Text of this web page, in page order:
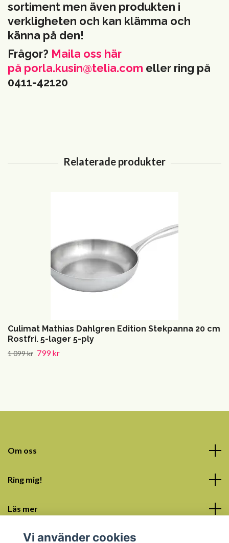
sortiment men även produkten i
verkligheten och kan klämma och
känna på den!
Frågor? Maila oss här
på porla.kusin@telia.com eller ring på
0411-42120
Culimat Mathias Dahlgren Edition Stekpanna 20 cm
Rostfri. 5-lager 5-ply
1 099 kr 799 kr
Om oss
Ring mig!
Läs mer
Sociala medier
Vi använder cookies